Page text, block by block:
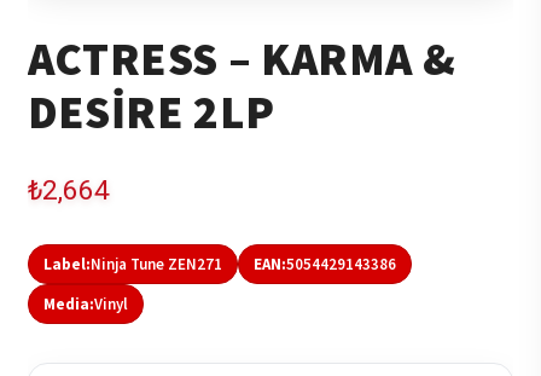
ACTRESS – KARMA &
DESIRE 2LP
₺2,664
Label:Ninja Tune ZEN271 EAN:5054429143386
Media:Vinyl